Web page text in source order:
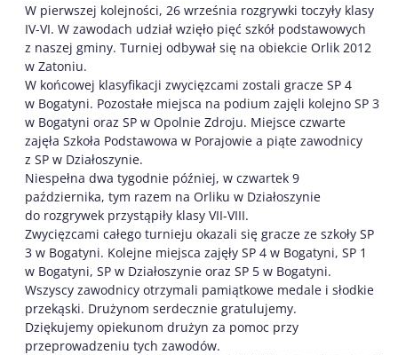
W pierwszej kolejności, 26 września rozgrywki toczyły klasy
IV-VI. W zawodach udział wzięło pięć szkół podstawowych
z naszej gminy. Turniej odbywał się na obiekcie Orlik 2012
w Zatoniu.
W końcowej klasyfikacji zwycięzcami zostali gracze SP 4
w Bogatyni. Pozostałe miejsca na podium zajęli kolejno SP 3
w Bogatyni oraz SP w Opolnie Zdroju. Miejsce czwarte
zajęła Szkoła Podstawowa w Porajowie a piąte zawodnicy
z SP w Działoszynie.
Niespełna dwa tygodnie później, w czwartek 9
października, tym razem na Orliku w Działoszynie
do rozgrywek przystąpiły klasy VII-VIII.
Zwycięzcami całego turnieju okazali się gracze ze szkoły SP
3 w Bogatyni. Kolejne miejsca zajęły SP 4 w Bogatyni, SP 1
w Bogatyni, SP w Działoszynie oraz SP 5 w Bogatyni.
Wszyscy zawodnicy otrzymali pamiątkowe medale i słodkie
przekąski. Drużynom serdecznie gratulujemy.
Dziękujemy opiekunom drużyn za pomoc przy
przeprowadzeniu tych zawodów.